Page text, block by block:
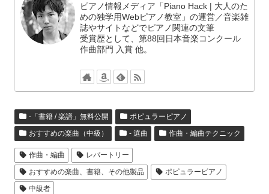
ピアノ情報メディア「Piano Hack | 大人のた
めの独学用Webピアノ教室」の運営／音楽雑
誌やサイトなどでピアノ関連の文筆
受賞歴として、第88回日本音楽コンクール
作曲部門 入賞 他。
-「書籍 / 楽譜」無料公開
ポピュラーピアノ
おすすめの楽曲（中級）
- 選曲 作曲・編曲テクニック
作曲・編曲
レパートリー
おすすめの楽曲、書籍、その他製品
ポピュラーピアノ
中級者